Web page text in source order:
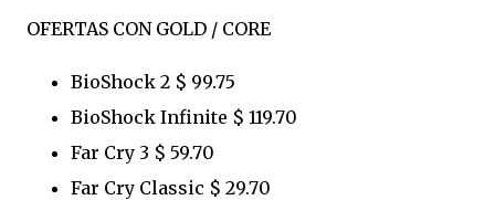
OFERTAS CON GOLD / CORE
BioShock 2 $ 99.75
BioShock Infinite $ 119.70
Far Cry 3 $ 59.70
Far Cry Classic $ 29.70